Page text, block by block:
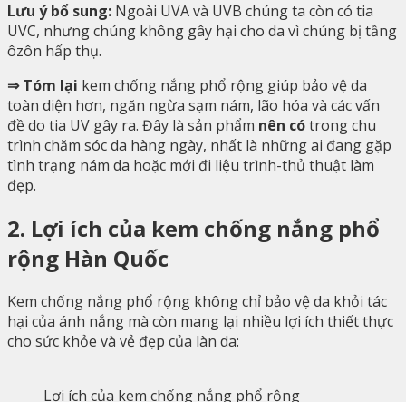
Lưu ý bổ sung: Ngoài UVA và UVB chúng ta còn có tia
UVC, nhưng chúng không gây hại cho da vì chúng bị tầng
ôzôn hấp thụ.
⇒ Tóm lại kem chống nắng phổ rộng giúp bảo vệ da
toàn diện hơn, ngăn ngừa sạm nám, lão hóa và các vấn
đề do tia UV gây ra. Đây là sản phẩm nên cótrong chu
trình chăm sóc da hàng ngày, nhất là những ai đang gặp
tình trạng nám da hoặc mới đi liệu trình-thủ thuật làm
đẹp.
2. Lợi ích của kem chống nắng phổ
rộng Hàn Quốc
Kem chống nắng phổ rộng không chỉ bảo vệ da khỏi tác
hại của ánh nắng mà còn mang lại nhiều lợi ích thiết thực
cho sức khỏe và vẻ đẹp của làn da:
Lợi ích của kem chống nắng phổ rộng